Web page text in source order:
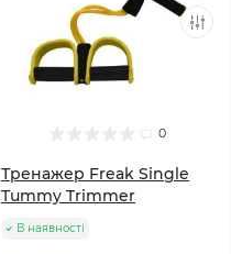
0
Тренажер Freak Single
Tummy Trimmer
В наявності